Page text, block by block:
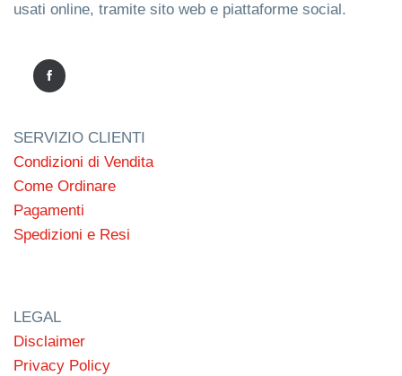
usati online, tramite sito web e piattaforme social.
SERVIZIO CLIENTI
Condizioni di Vendita
Come Ordinare
Pagamenti
Spedizioni e Resi
LEGAL
Disclaimer
Privacy Policy